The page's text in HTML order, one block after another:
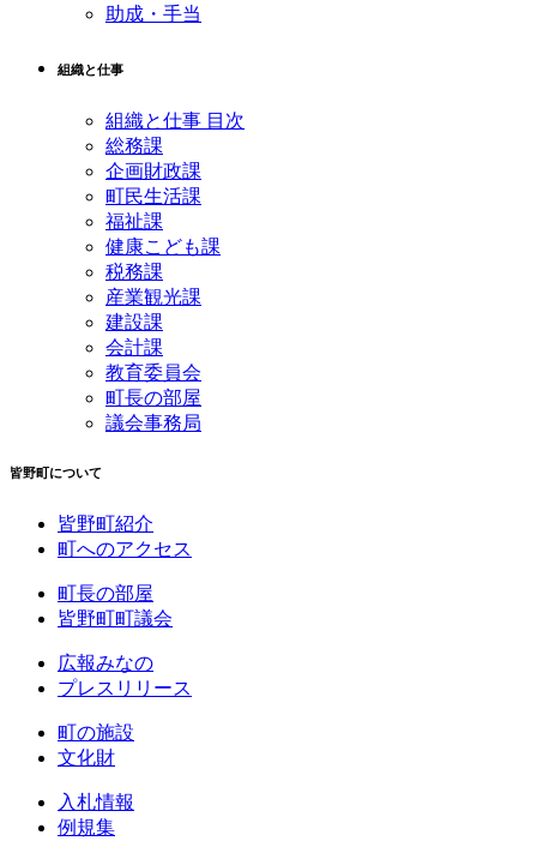
助成・手当
組織と仕事
組織と仕事 目次
総務課
企画財政課
町民生活課
福祉課
健康こども課
税務課
産業観光課
建設課
会計課
教育委員会
町長の部屋
議会事務局
皆野町について
皆野町紹介
町へのアクセス
町長の部屋
皆野町町議会
広報みなの
プレスリリース
町の施設
文化財
入札情報
例規集